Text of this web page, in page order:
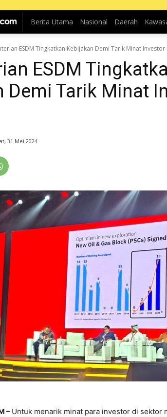
Berita Utama Nasional Daerah
ESDM Tingkatkan Kebijakan Demi Tarik Minat Investor
ESDM
Demi Tarik Minat
31 Mei 2024
– Untuk menarik minat para investor di sektor